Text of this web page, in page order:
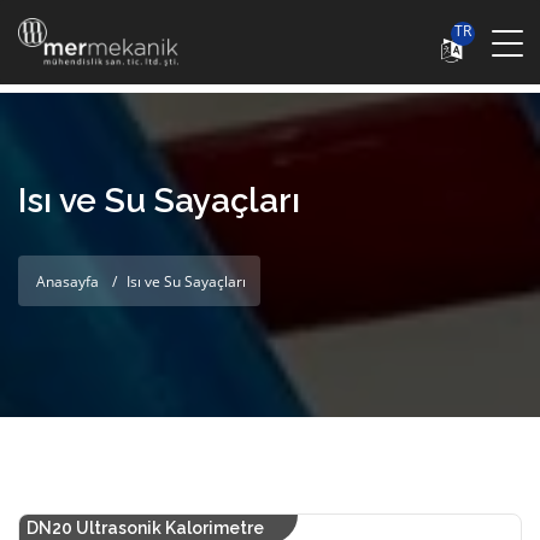
TR
Isı ve Su Sayaçları
Anasayfa Isı ve Su Sayaçları
DN20 Ultrasonik Kalorimetre